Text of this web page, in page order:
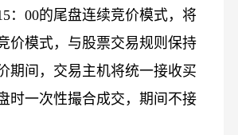
：00的尾盘连续竞价模式，将
价模式，与股票交易规则保持
期间，交易主机将统一接收买
时一次性撮合成交，期间不接